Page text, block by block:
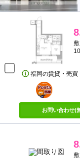
福岡の賃貸・売
ポンタ
部屋
お問い合わせ(